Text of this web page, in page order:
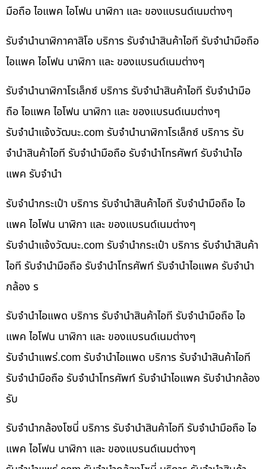
มือถือ ไอแพค ไอโฟน นาฬิกา และ ของแบรนด์เนมต่างๆ
รับจำนำนาฬิกาคาสิโอ บริการ รับจำนำสินค้าไอที รับจำนำมือถือ
ไอแพค ไอโฟน นาฬิกา และ ของแบรนด์เนมต่างๆ
รับจำนำนาฬิกาโรเล็กซ์ บริการ รับจำนำสินค้าไอที รับจำนำมือ
ถือ ไอแพค ไอโฟน นาฬิกา และ ของแบรนด์เนมต่างๆ
รับจํานําแจ้งวัฒนะ.com รับจำนำนาฬิกาโรเล็กซ์ บริการ รับ
จำนำสินค้าไอที รับจำนำมือถือ รับจำนำโทรศัพท์ รับจำนำไอ
แพค รับจำนำ
รับจำนำกระเป๋า บริการ รับจำนำสินค้าไอที รับจำนำมือถือ ไอ
แพค ไอโฟน นาฬิกา และ ของแบรนด์เนมต่างๆ
รับจํานําแจ้งวัฒนะ.com รับจำนำกระเป๋า บริการ รับจำนำสินค้า
ไอที รับจำนำมือถือ รับจำนำโทรศัพท์ รับจำนำไอแพค รับจำนำ
กล้อง ร
รับจำนำไอแพด บริการ รับจำนำสินค้าไอที รับจำนำมือถือ ไอ
แพค ไอโฟน นาฬิกา และ ของแบรนด์เนมต่างๆ
รับจํานําแพร่.com รับจำนำไอแพด บริการ รับจำนำสินค้าไอที
รับจำนำมือถือ รับจำนำโทรศัพท์ รับจำนำไอแพค รับจำนำกล้อง
รับ
รับจำนำกล้องโซนี่ บริการ รับจำนำสินค้าไอที รับจำนำมือถือ ไอ
แพค ไอโฟน นาฬิกา และ ของแบรนด์เนมต่างๆ